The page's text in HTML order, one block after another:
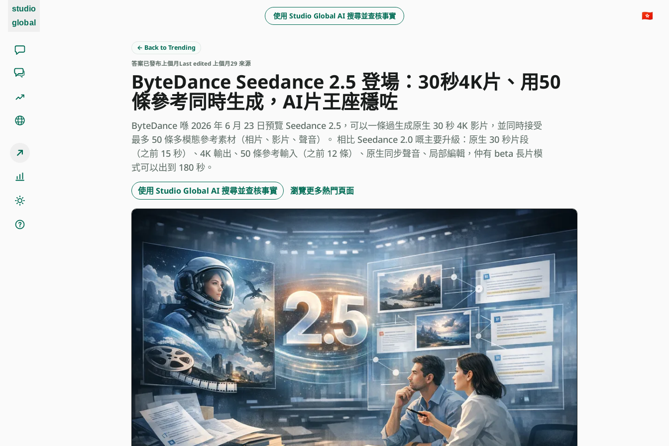
studio
global
使用 Studio Global AI 搜尋並查核事實 🇭🇰
← Back to Trending
答案已發布上個月 Last edited 上個月29 來源
ByteDance Seedance 2.5 登場：30秒4K片、用50
條參考同時生成，AI片王座穩咗
ByteDance 喺 2026 年 6 月 23 日預覽 Seedance 2.5，可以一條過生成原生 30 秒 4K 影片，並同時接受
最多 50 條多模態參考素材（相片、影片、聲音）。 相比 Seedance 2.0 嘅主要升級：原生 30 秒片段
（之前 15 秒）、4K 輸出、50 條參考輸入（之前 12 條）、原生同步聲音、局部編輯，仲有 beta 長片模
式可以出到 180 秒。
使用 Studio Global AI 搜尋並查核事實 瀏覽更多熱門頁面